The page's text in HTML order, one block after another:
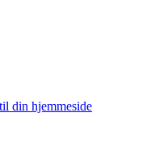
din hjemmeside